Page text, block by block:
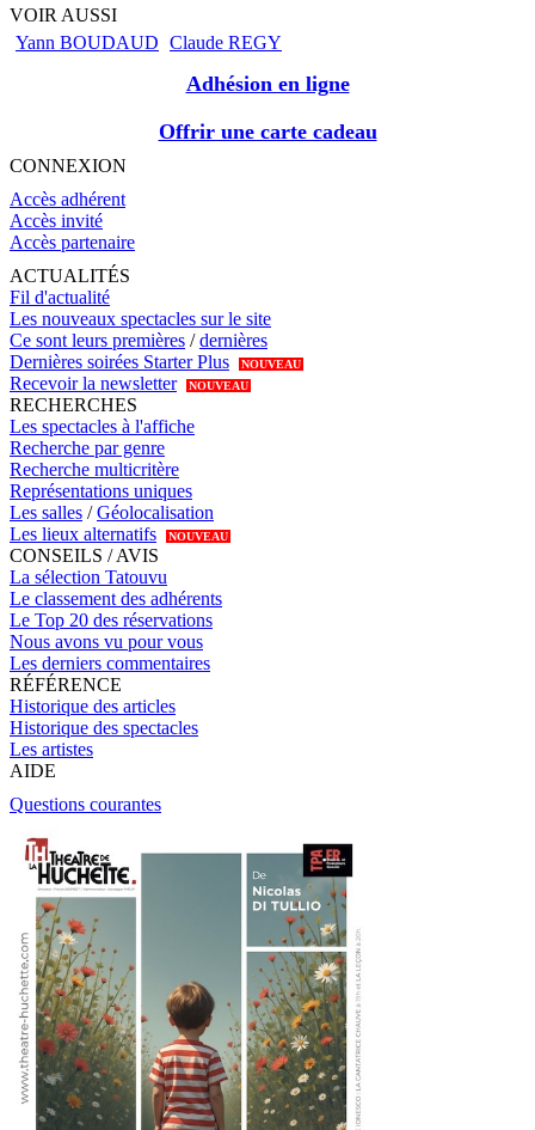
VOIR AUSSI
Yann BOUDAUD Claude REGY
Adhésion en ligne
Offrir une carte cadeau
CONNEXION
Accès adhérent
Accès invité
Accès partenaire
ACTUALITÉS
Fil d'actualité
Les nouveaux spectacles sur le site
Ce sont leurs premières /dernières
Dernières soirées Starter Plus
NOUVEAU
Recevoir la newsletter NOUVEAU
RECHERCHES
Les spectacles à l'affiche
Recherche par genre
Recherche multicritère
Représentations uniques
Les salles /Géolocalisation
Les lieux alternatifs
NOUVEAU
CONSEILS / AVIS
La sélection Tatouvu
Le classement des adhérents
Le Top 20 des réservations
Nous avons vu pour vous
Les derniers commentaires
RÉFÉRENCE
Historique des articles
Historique des spectacles
Les artistes
AIDE
Questions courantes